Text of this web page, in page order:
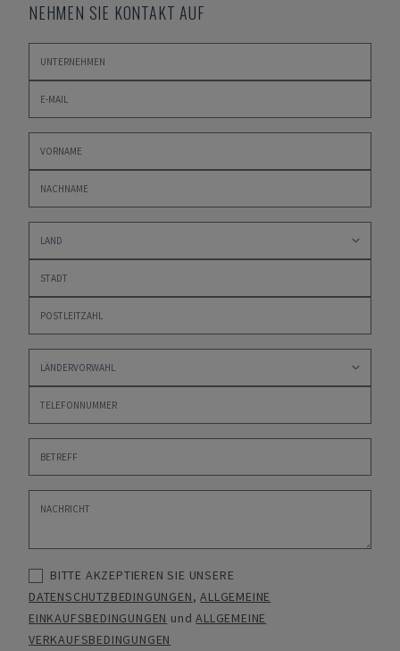
NEHMEN SIE KONTAKT AUF
BITTE AKZEPTIEREN SIE UNSERE
DATENSCHUTZBEDINGUNGEN,ALLGEMEINE
EINKAUFSBEDINGUNGEN undALLGEMEINE
VERKAUFSBEDINGUNGEN